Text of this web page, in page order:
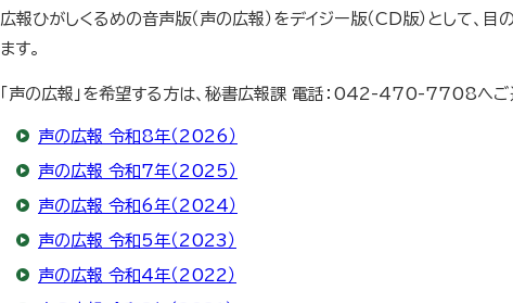
広報ひがしくるめの音声版（声の広報）をデイジー版（CD版）として、
ます。
「声の広報」を希望する方は、秘書広報課 電話：042-470-7708へご
声の広報 令和8年（2026）
声の広報 令和7年（2025）
声の広報 令和6年（2024）
声の広報 令和5年（2023）
声の広報 令和4年（2022）